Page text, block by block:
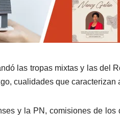
las tropas mixtas y las del
cualidades que caracterizan
y la PN, comisiones de los